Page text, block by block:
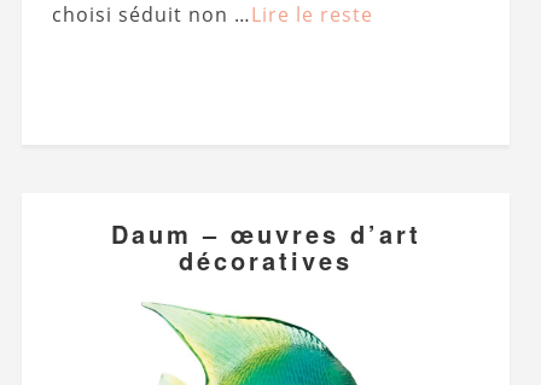
choisi séduit non …Lire le reste
Daum – œuvres d’art
décoratives